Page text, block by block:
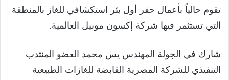
تقوم حالياً بأعمال حفر أول بئر استكشافي للغاز بالمنطقة
التي تستثمر فيها شركة إكسون موبيل العالمية.
شارك في الجولة المهندس يس محمد العضو المنتدب
التنفيذي للشركة المصرية القابضة للغازات الطبيعية